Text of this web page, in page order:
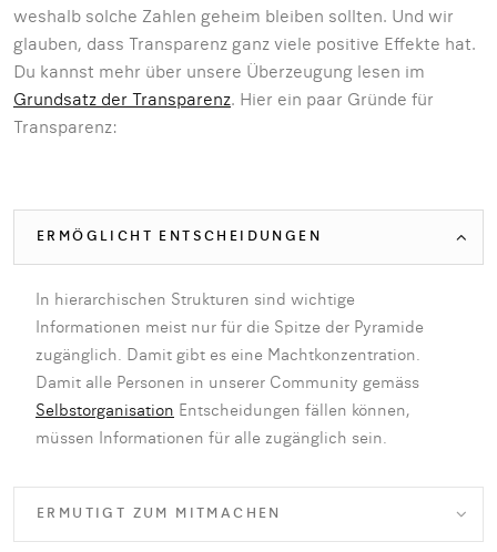
weshalb solche Zahlen geheim bleiben sollten. Und wir
glauben, dass Transparenz ganz viele positive Effekte hat.
Du kannst mehr über unsere Überzeugung lesen im
Grundsatz der Transparenz. Hier ein paar Gründe für
Transparenz:
ERMÖGLICHT ENTSCHEIDUNGEN
In hierarchischen Strukturen sind wichtige
Informationen meist nur für die Spitze der Pyramide
zugänglich. Damit gibt es eine Machtkonzentration.
Damit alle Personen in unserer Community gemäss
Selbstorganisation Entscheidungen fällen können,
müssen Informationen für alle zugänglich sein.
ERMUTIGT ZUM MITMACHEN